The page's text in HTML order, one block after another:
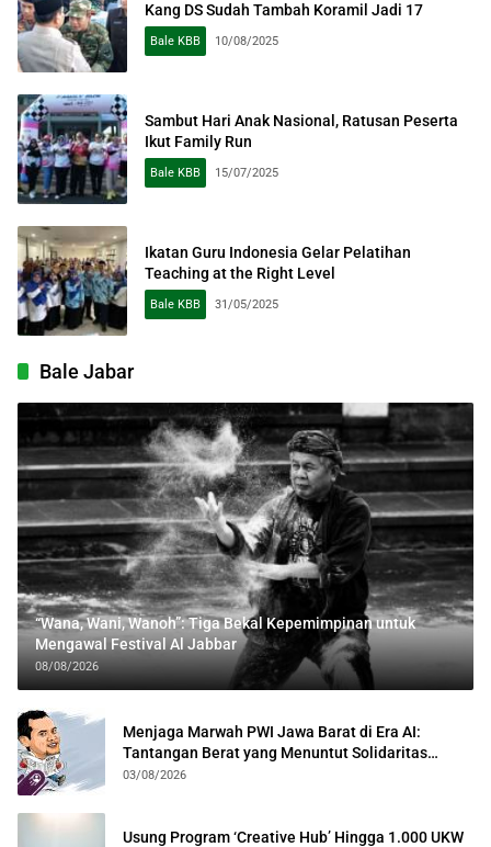
Kang DS Sudah Tambah Koramil Jadi 17
Bale KBB 10/08/2025
Sambut Hari Anak Nasional, Ratusan Peserta
Ikut Family Run
Bale KBB 15/07/2025
Ikatan Guru Indonesia Gelar Pelatihan
Teaching at the Right Level
Bale KBB 31/05/2025
Bale Jabar
“Wana, Wani, Wanoh”: Tiga Bekal Kepemimpinan untuk
Mengawal Festival Al Jabbar
08/08/2026
Menjaga Marwah PWI Jawa Barat di Era AI:
Tantangan Berat yang Menuntut Solidaritas
Lintas Generasi
03/08/2026
Usung Program ‘Creative Hub’ Hingga 1.000 UKW